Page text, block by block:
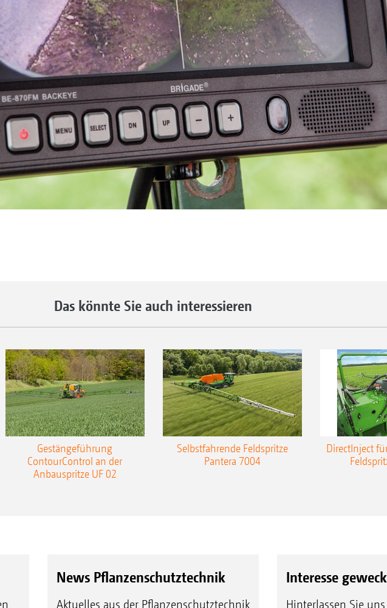
Das könnte Sie auch interessieren
Gestängeführung
ContourControl an der
Anbauspritze UF 02
Selbstfahrende Feldspritze
Pantera 7004
DirectInject
News Pflanzenschutztechnik
Aktuelles aus der Pflanzenschutztechnik
Interesse
Hinterlassen Sie